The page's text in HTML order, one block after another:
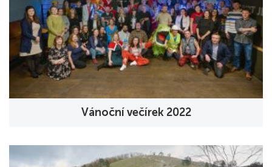
Vánoční večírek 2022